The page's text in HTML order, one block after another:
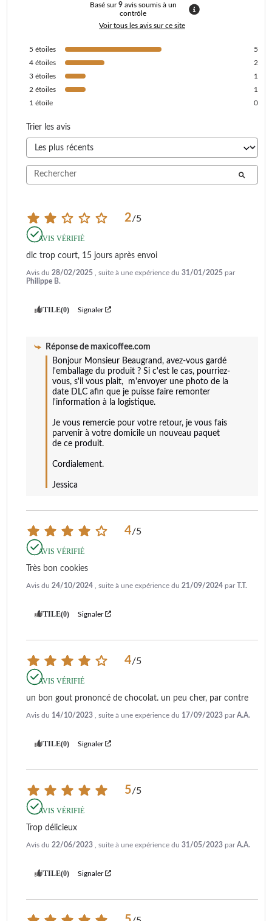
Basé sur9 avis soumis à un
contrôle
Voir tous les avis sur ce site
5 étoiles
5
4 étoiles
2
3 étoiles
1
2 étoiles
1
1 étoile 0
Trier les avis
2/5
AVIS VÉRIFIÉ
dlc trop court, 15 jours après envoi
Avis du 28/02/2025 , suite à une expérience du 31/01/2025 par
Philippe B.
UTILE(0) Signaler
Réponse de maxicoffee.com
Bonjour Monsieur Beaugrand, avez-vous gardé
l'emballage du produit ? Si c'est le cas, pourriez-
vous, s'il vous plait,  m'envoyer une photo de la
date DLC afin que je puisse faire remonter
l'information à la logistique.
Je vous remercie pour votre retour, je vous fais
parvenir à votre domicile un nouveau paquet
de ce produit.
Cordialement.
Jessica
4/5
AVIS VÉRIFIÉ
Très bon cookies
Avis du 24/10/2024 , suite à une expérience du 21/09/2024 parT.T.
UTILE(0) Signaler
4/5
AVIS VÉRIFIÉ
un bon gout prononcé de chocolat. un peu cher, par contre
Avis du 14/10/2023 , suite à une expérience du 17/09/2023 parA.A.
UTILE(0) Signaler
5/5
AVIS VÉRIFIÉ
Trop délicieux
Avis du 22/06/2023 , suite à une expérience du 31/05/2023 parA.A.
UTILE(0) Signaler